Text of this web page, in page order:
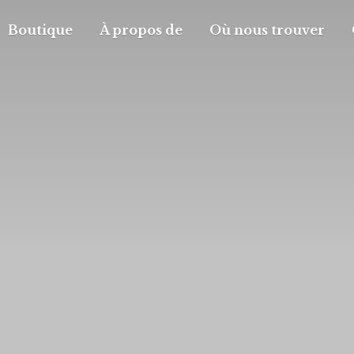
Boutique À propos de Où nous trouver